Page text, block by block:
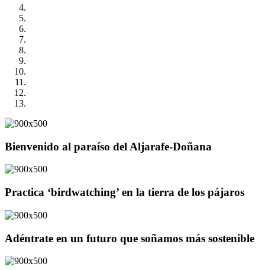
Bienvenido al paraíso del Aljarafe-Doñana
Practica ‘birdwatching’ en la tierra de los pájaros
Adéntrate en un futuro que soñamos más sostenible